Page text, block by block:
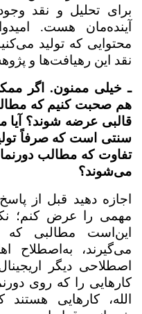
برای تحلیل و نقد
آینده‌مان هست.
محتوایی که تولید
نقد این رهیافت‌ها و
ـ خیلی ممنون. اگر
هم صحبت کنیم که
قالبی عرضه شوند؟ آیا
سنتی است که صرفاً
تفاوت که مطالب
می‌شوند؟
اجازه دهید قبل از
مهمی را عرض کنم؛
این‌است مطالبی که
می‌گیرند، به‌اصطلاح
اصطلاحی دیگر
کارهایی را که روی
الله، کارهایی